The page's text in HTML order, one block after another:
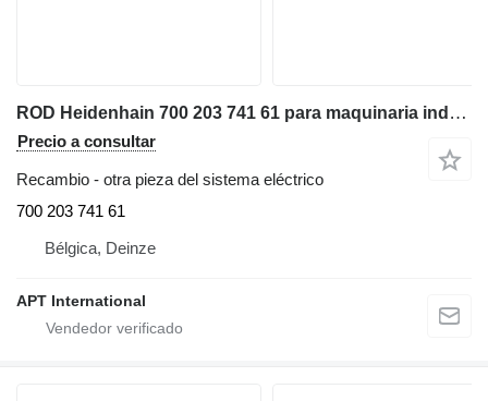
ROD Heidenhain 700 203 741 61 para maquinaria industrial
Precio a consultar
Recambio - otra pieza del sistema eléctrico
700 203 741 61
Bélgica, Deinze
APT International